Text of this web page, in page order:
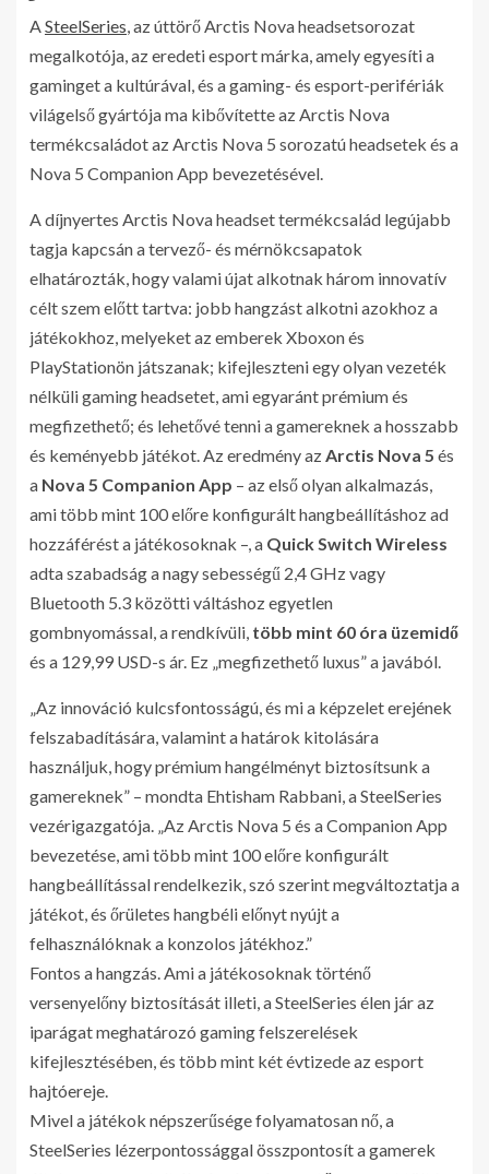
ASteelSeries, az úttörő Arctis Nova headsetsorozat
megalkotója, az eredeti esport márka, amely egyesíti a
gaminget a kultúrával, és a gaming- és esport-perifériák
világelső gyártója ma kibővítette az Arctis Nova
termékcsaládot az Arctis Nova 5 sorozatú headsetek és a
Nova 5 Companion App bevezetésével.
A díjnyertes Arctis Nova headset termékcsalád legújabb
tagja kapcsán a tervező- és mérnökcsapatok
elhatározták, hogy valami újat alkotnak három innovatív
célt szem előtt tartva: jobb hangzást alkotni azokhoz a
játékokhoz, melyeket az emberek Xboxon és
PlayStationön játszanak; kifejleszteni egy olyan vezeték
nélküli gaming headsetet, ami egyaránt prémium és
megfizethető; és lehetővé tenni a gamereknek a hosszabb
és keményebb játékot. Az eredmény azArctis Nova 5 és
a Nova 5 Companion App – az első olyan alkalmazás,
ami több mint 100 előre konfigurált hangbeállításhoz ad
hozzáférést a játékosoknak –, a Quick Switch Wireless
adta szabadság a nagy sebességű 2,4 GHz vagy
Bluetooth 5.3 közötti váltáshoz egyetlen
gombnyomással, a rendkívüli, több mint 60 óra üzemidő
és a 129,99 USD-s ár. Ez „megfizethető luxus” a javából.
„Az innováció kulcsfontosságú, és mi a képzelet erejének
felszabadítására, valamint a határok kitolására
használjuk, hogy prémium hangélményt biztosítsunk a
gamereknek” – mondta Ehtisham Rabbani, a SteelSeries
vezérigazgatója. „Az Arctis Nova 5 és a Companion App
bevezetése, ami több mint 100 előre konfigurált
hangbeállítással rendelkezik, szó szerint megváltoztatja a
játékot, és őrületes hangbéli előnyt nyújt a
felhasználóknak a konzolos játékhoz.”
Fontos a hangzás. Ami a játékosoknak történő
versenyelőny biztosítását illeti, a SteelSeries élen jár az
iparágat meghatározó gaming felszerelések
kifejlesztésében, és több mint két évtizede az esport
hajtóereje.
Mivel a játékok népszerűsége folyamatosan nő, a
SteelSeries lézerpontossággal összpontosít a gamerek